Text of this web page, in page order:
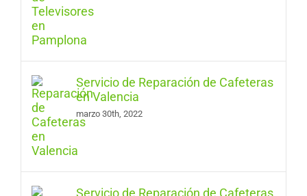
Servicio de Reparación de Cafeteras
en Valencia
marzo 30th, 2022
Servicio de Reparación de Cafeteras